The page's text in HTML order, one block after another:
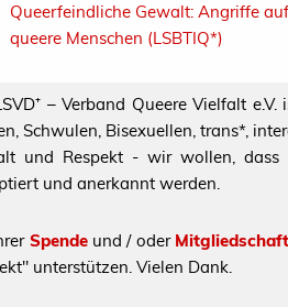
Queerfeindliche Gewalt: Angriffe
queere Menschen (LSBTIQ*)
– Verband Queere Vielfalt
Schwulen, Bisexuellen, trans*,
und Respekt - wir wollen, dass
und anerkannt werden.
Spendeund / oder Mitgliedschaft
unterstützen. Vielen Dank.